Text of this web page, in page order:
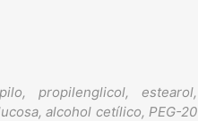
propilenglicol, estearol,
alcohol cetílico, PEG-20